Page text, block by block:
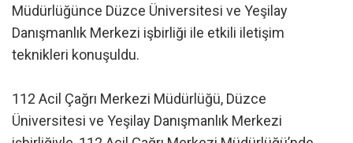
Müdürlüğünce Düzce Üniversitesi ve Yeşilay
Danışmanlık Merkezi işbirliği ile etkili iletişim
teknikleri konuşuldu.
112 Acil Çağrı Merkezi Müdürlüğü, Düzce
Üniversitesi ve Yeşilay Danışmanlık Merkezi